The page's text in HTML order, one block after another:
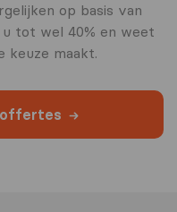
op basis van
tot wel 40% en weet
keuze maakt.
offertes